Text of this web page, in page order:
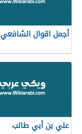
أجمل اقوال الشافعي
علي بن أبي طالب